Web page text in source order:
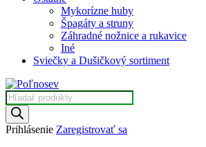
Mykorízne huby
Špagáty a struny
Záhradné nožnice a rukavice
Iné
Sviečky a Dušičkový sortiment
Products
search
Prihlásenie Zaregistrovať sa